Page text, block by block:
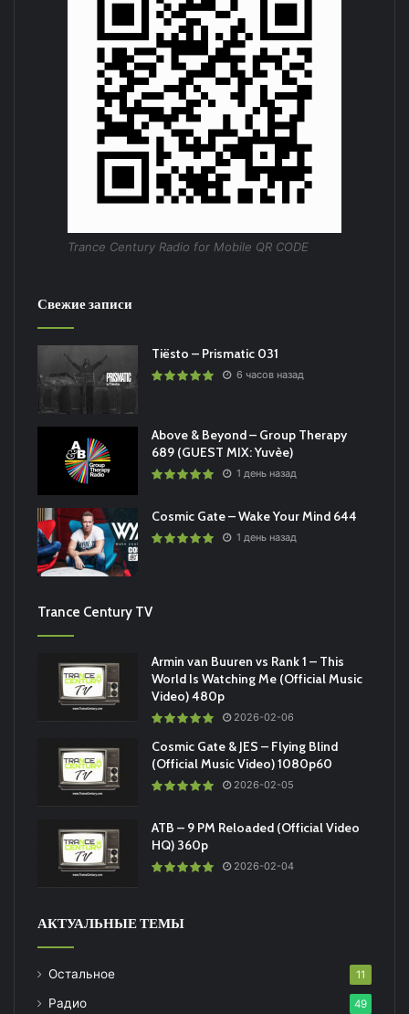
Trance Century Radio for Mobile QR CODE
Свежие записи
Tiësto – Prismatic 031
6 часов назад
Above & Beyond – Group Therapy
689 (GUEST MIX: Yuvèe)
1 день назад
Cosmic Gate – Wake Your Mind 644
1 день назад
Trance Century TV
Armin van Buuren vs Rank 1 – This
World Is Watching Me (Official Music
Video) 480p
2026-02-06
Cosmic Gate & JES – Flying Blind
(Official Music Video) 1080p60
2026-02-05
ATB – 9 PM Reloaded (Official Video
HQ) 360p
2026-02-04
АКТУАЛЬНЫЕ ТЕМЫ
Остальное 11
Радио 49